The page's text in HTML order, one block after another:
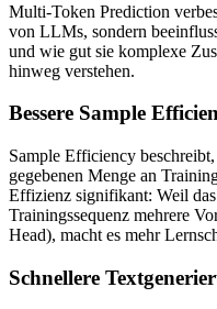
Multi-Token Prediction
von LLMs, sondern
und wie gut sie komplexe
hinweg verstehen.
Bessere Sample
Sample Efficiency
gegebenen Menge an
Effizienz signifikant: Weil
Trainingssequenz mehrere
Head), macht es mehr
Schnellere